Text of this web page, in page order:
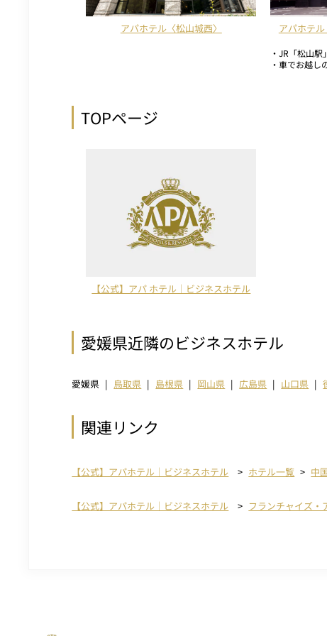
アパホテル〈松山城西〉
アパホテ
・JR「松山
・車でお越し
TOPページ
【公式】アパ ホテル｜ビジネスホテル
愛媛県近隣のビジネスホテル
愛媛県 鳥取県 島根県 岡山県 広島県 山口県
関連リンク
【公式】アパホテル｜ビジネスホテル ホテル一覧 中
【公式】アパホテル｜ビジネスホテル フランチャイズ・